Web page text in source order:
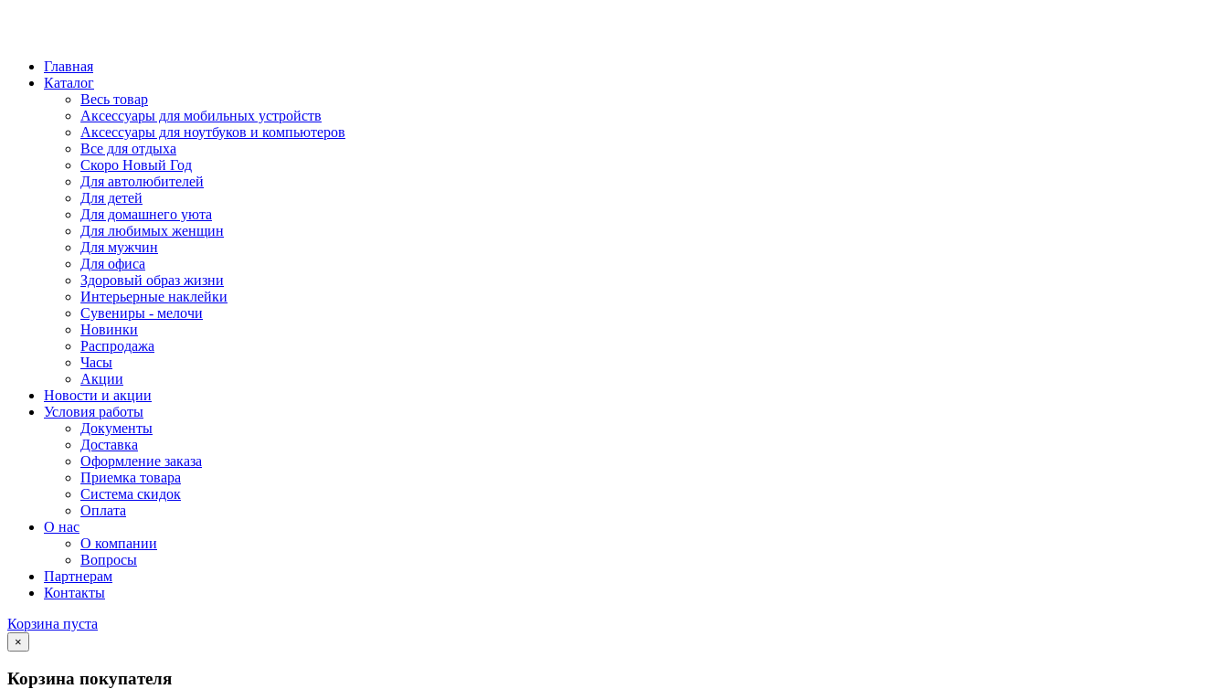
Главная
Каталог
Весь товар
Аксессуары для мобильных устройств
Аксессуары для ноутбуков и компьютеров
Все для отдыха
Скоро Новый Год
Для автолюбителей
Для детей
Для домашнего уюта
Для любимых женщин
Для мужчин
Для офиса
Здоровый образ жизни
Интерьерные наклейки
Сувениры - мелочи
Новинки
Распродажа
Часы
Акции
Новости и акции
Условия работы
Документы
Доставка
Оформление заказа
Приемка товара
Система скидок
Оплата
О нас
О компании
Вопросы
Партнерам
Контакты
Корзина пуста
×
Корзина покупателя